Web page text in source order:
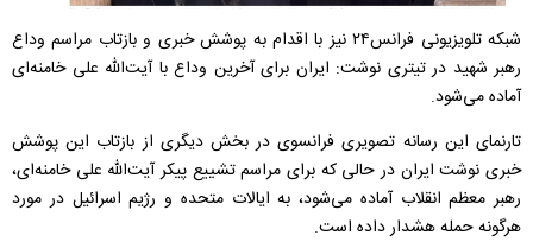
شبکه تلویزیونی فرانس۲۴ نیز با اقدام به پوشش خبری و بازتاب مراسم وداع
رهبر شهید در تیتری نوشت: ایران برای آخرین وداع با آیت‌الله علی خامنه‌ای
آماده می‌شود.
تارنمای این رسانه تصویری فرانسوی در بخش دیگری از بازتاب این پوشش
خبری نوشت ایران در حالی که برای مراسم تشییع پیکر آیت‌الله علی خامنه‌ای،
رهبر معظم انقلاب آماده می‌شود، به ایالات متحده و رژیم اسرائیل در مورد
هرگونه حمله هشدار داده است.